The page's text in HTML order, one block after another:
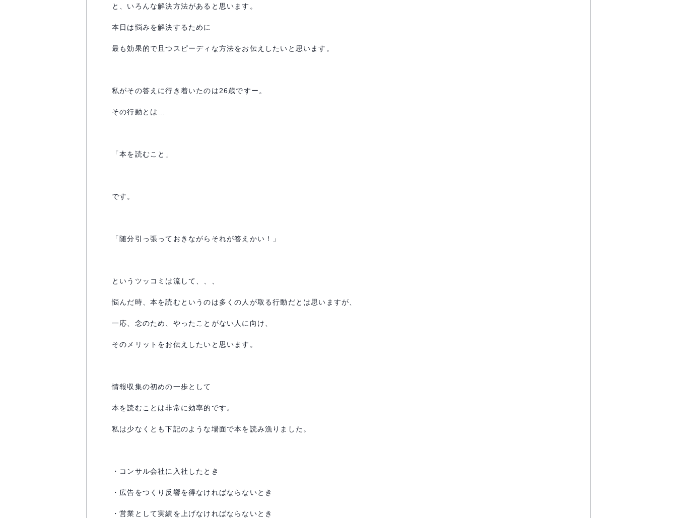
と、いろんな解決方法があると思います。
本日は悩みを解決するために
最も効果的で且つスピーディな方法をお伝えしたいと思います。
私がその答えに行き着いたのは26歳ですー。
その行動とは
「本を読むこと」
です。
「随分引っ張っておきながらそれが答えかい！」
というツッコミは流して、、、
悩んだ時、本を読むというのは多くの人が取る行動だとは思いますが、
一応、念のため、やったことがない人に向け、
そのメリットをお伝えしたいと思います。
情報収集の初めの一歩として
本を読むことは非常に効率的です。
私は少なくとも下記のような場面で本を読み漁りました。
・コンサル会社に入社したとき
・広告をつくり反響を得なければならないとき
・営業として実績を上げなければならないとき